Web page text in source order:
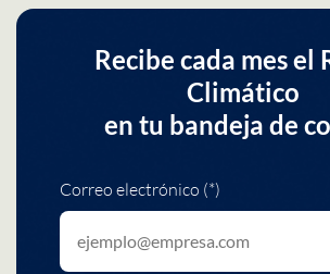
Recibe cada mes el
Climático
en tu bandeja de
Correo electrónico (*)